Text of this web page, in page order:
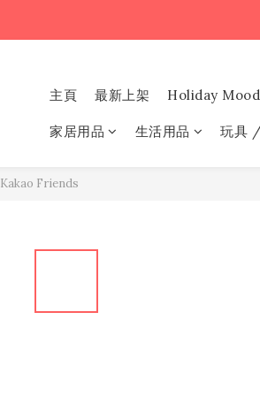
主頁 最新上架 Holiday
家居用品 生活用品 玩具
Kakao Friends